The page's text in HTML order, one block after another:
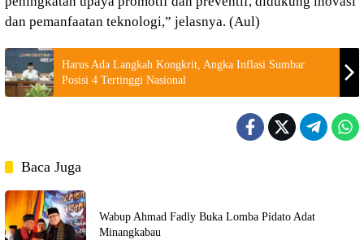
dan pemanfaatan teknologi,” jelasnya. (Aul)
Harus Ada Langkah Kongkrit, Angka Inflasi Sumbar
Posisi 4 Tertinggi Nasional
Baca Juga
Wabup Ahmad Fadly Buka Lomba Pidato Adat
Minangkabau